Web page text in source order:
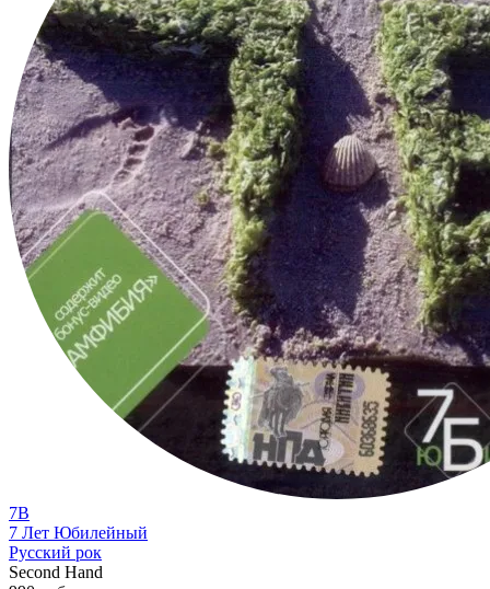
7B
7 Лет Юбилейный
Русский рок
Second Hand